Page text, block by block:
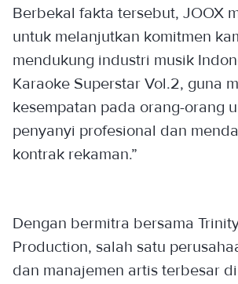
Berbekal fakta tersebut, JOOX
untuk melanjutkan komitmen
mendukung industri musik
Karaoke Superstar Vol.2, guna
kesempatan pada orang-orang
penyanyi profesional dan
kontrak rekaman.”
Dengan bermitra bersama
Production, salah satu
dan manajemen artis terbesar